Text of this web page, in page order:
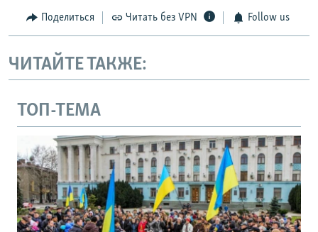
Поделиться Читать без VPN Follow us
ЧИТАЙТЕ ТАКЖЕ:
ТОП-ТЕМА